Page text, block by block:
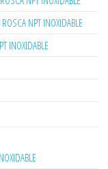
NPT INOXIDABLE
INOXIDABLE